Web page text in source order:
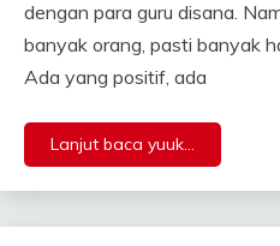
dengan para guru disana.
banyak orang, pasti banyak
Ada yang positif, ada
Lanjut baca yuuk...